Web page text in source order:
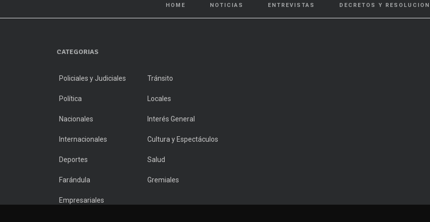
HOME NOTICIAS ENTREVISTAS DECRETOS Y
CATEGORIAS
Policiales y Judiciales Tránsito
Política Locales
Nacionales Interés General
Internacionales Cultura y Espectáculos
Deportes Salud
Farándula Gremiales
Empresariales